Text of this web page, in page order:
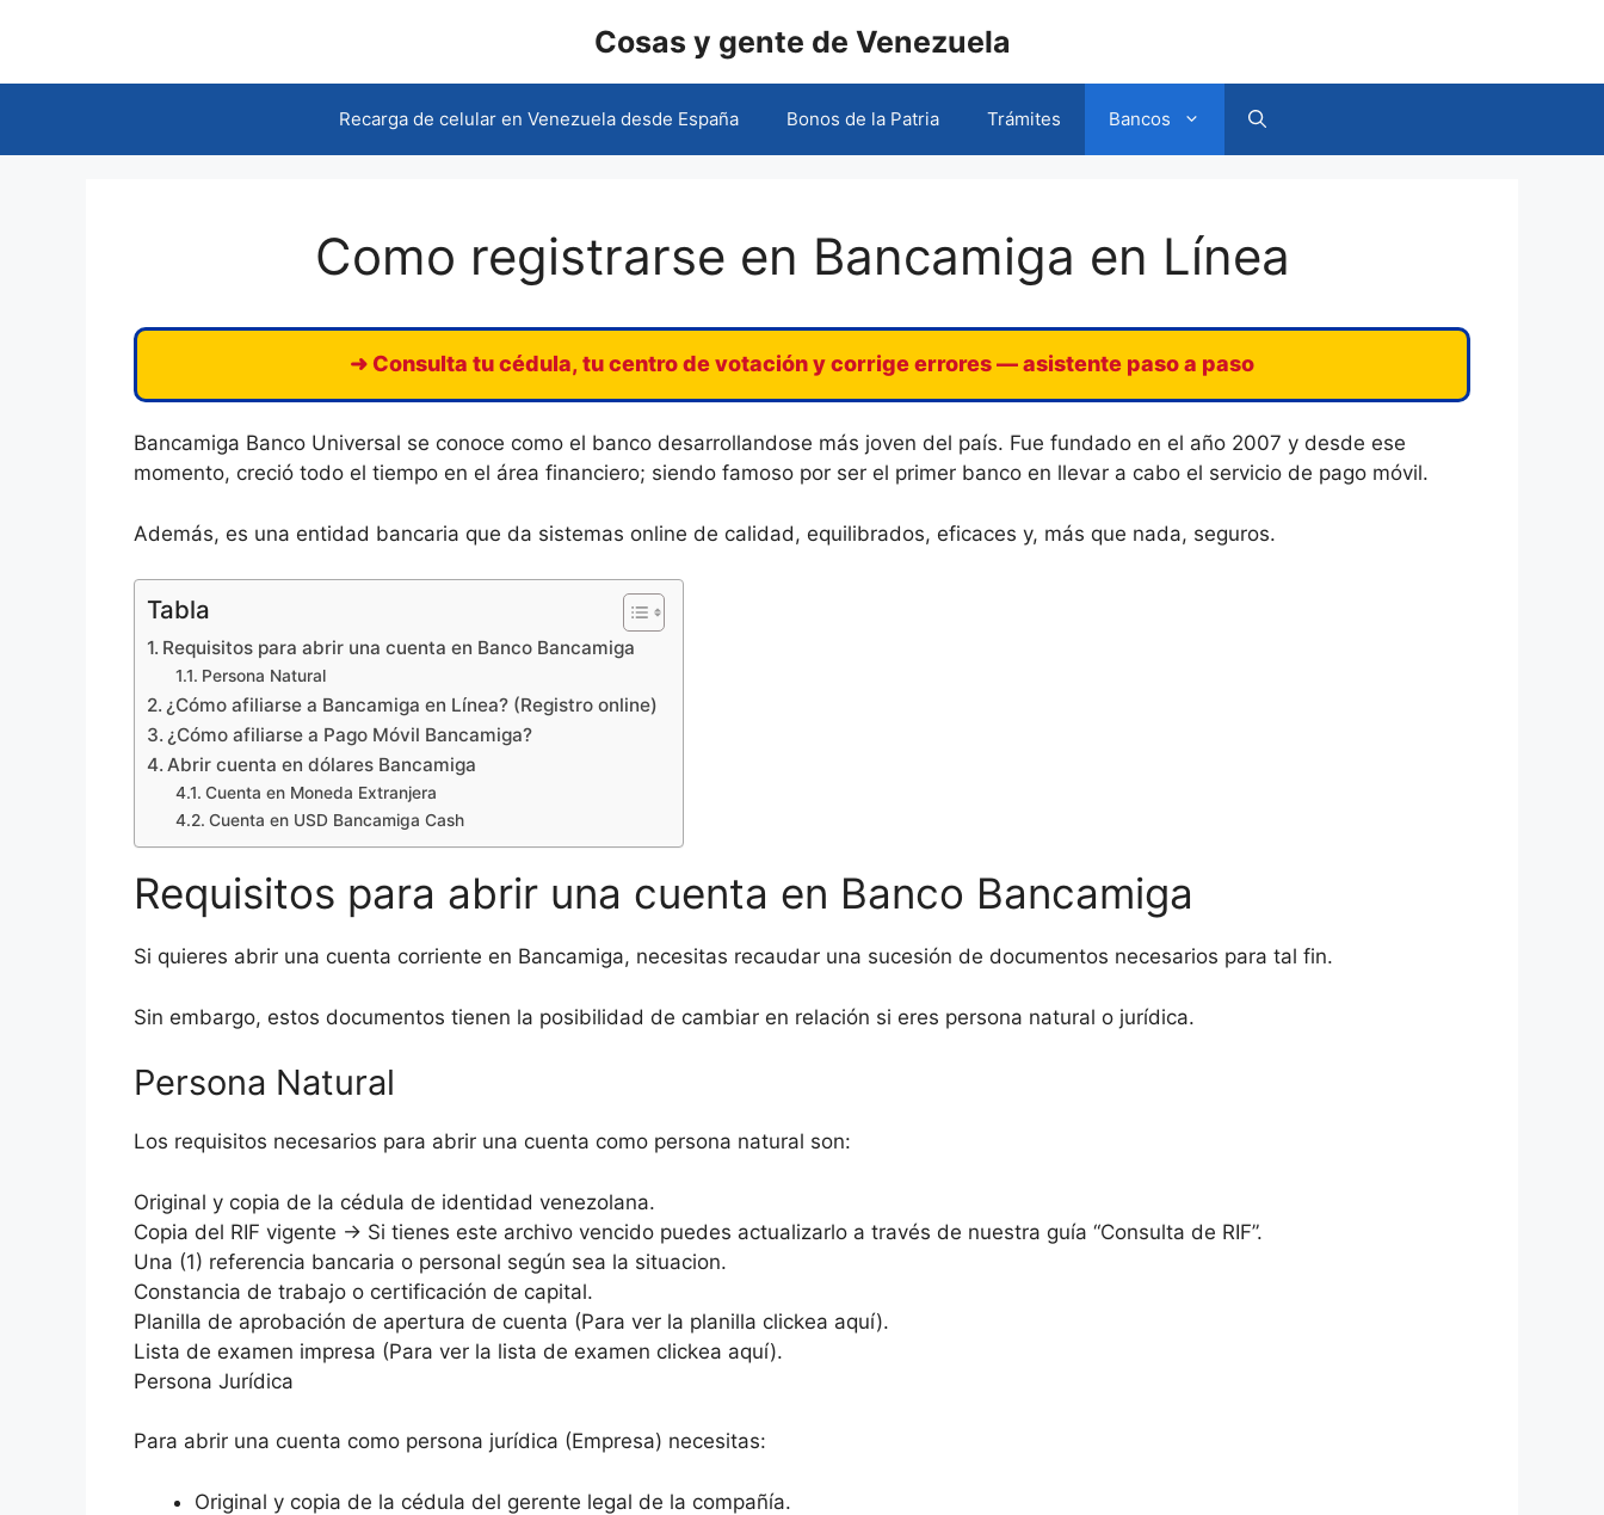
Cosas y gente de Venezuela
Recarga de celular en Venezuela desde España Bonos de la Patria Trámites Bancos
Como registrarse en Bancamiga en Línea
➜ Consulta tu cédula, tu centro de votación y corrige errores — asistente paso a paso
Bancamiga Banco Universal se conoce como el banco desarrollandose más joven del país. Fue fundado en el año 2007 y desde ese
momento, creció todo el tiempo en el área financiero; siendo famoso por ser el primer banco en llevar a cabo el servicio de pago móvil.
Además, es una entidad bancaria que da sistemas online de calidad, equilibrados, eficaces y, más que nada, seguros.
Tabla
Requisitos para abrir una cuenta en Banco Bancamiga
Persona Natural
¿Cómo afiliarse a Bancamiga en Línea? (Registro online)
¿Cómo afiliarse a Pago Móvil Bancamiga?
Abrir cuenta en dólares Bancamiga
Cuenta en Moneda Extranjera
Cuenta en USD Bancamiga Cash
Requisitos para abrir una cuenta en Banco Bancamiga
Si quieres abrir una cuenta corriente en Bancamiga, necesitas recaudar una sucesión de documentos necesarios para tal fin.
Sin embargo, estos documentos tienen la posibilidad de cambiar en relación si eres persona natural o jurídica.
Persona Natural
Los requisitos necesarios para abrir una cuenta como persona natural son:
Original y copia de la cédula de identidad venezolana.
Copia del RIF vigente → Si tienes este archivo vencido puedes actualizarlo a través de nuestra guía “Consulta de RIF”.
Una (1) referencia bancaria o personal según sea la situacion.
Constancia de trabajo o certificación de capital.
Planilla de aprobación de apertura de cuenta (Para ver la planilla clickea aquí).
Lista de examen impresa (Para ver la lista de examen clickea aquí).
Persona Jurídica
Para abrir una cuenta como persona jurídica (Empresa) necesitas:
Original y copia de la cédula del gerente legal de la compañía.